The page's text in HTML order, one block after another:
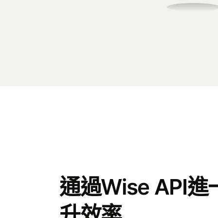
通過Wise API進